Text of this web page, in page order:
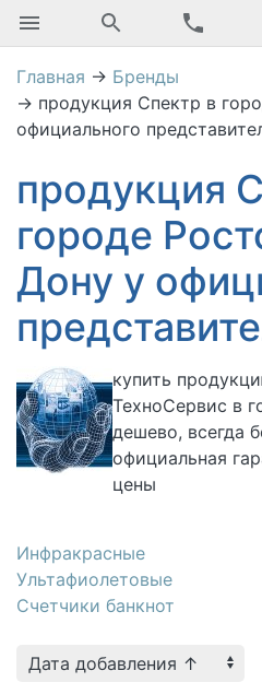
Главная → Бренды
→ продукция Спектр в
официального
продукция
городе
Дону у
купить
ТехноСервис в
дешево, всегда
официальная
цены
Инфракрасные
Ультафиолетовые
Счетчики банкнот